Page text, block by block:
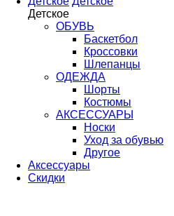
Детское
ОБУВЬ
Баскетбол
Кроссовки
Шлепанцы
ОДЕЖДА
Шорты
Костюмы
АКСЕССУАРЫ
Носки
Уход за обувью
Другое
Аксессуары
Скидки